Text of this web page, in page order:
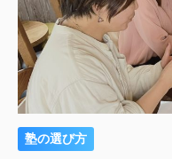
塾の選び方